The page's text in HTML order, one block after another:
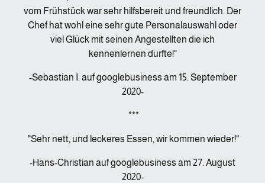
vom Frühstück war sehr hilfsbereit und freundlich. Der
Chef hat wohl eine sehr gute Personalauswahl oder
viel Glück mit seinen Angestellten die ich
kennenlernen durfte!"
-Sebastian I. auf googlebusiness am 15. September
2020-
***
"Sehr nett, und leckeres Essen, wir kommen wieder!"
-Hans-Christian auf googlebusiness am 27. August
2020-